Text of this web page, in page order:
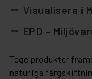
arrow_right_alt Visualisera i
arrow_right_alt EPD -
Tegelprodukter
naturliga